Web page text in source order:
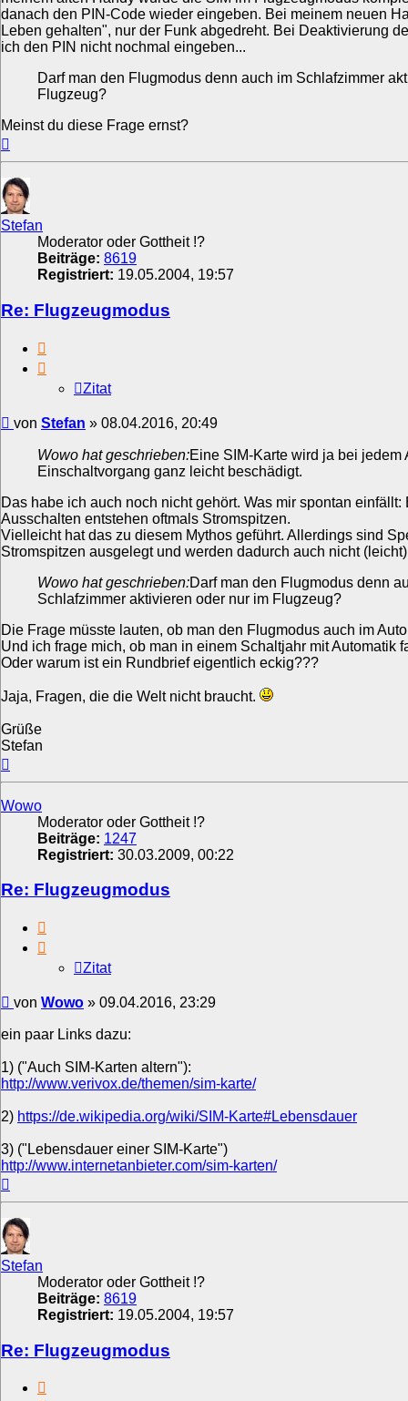
danach den PIN-Code wieder eingeben. Bei meinem neuen
Leben gehalten", nur der Funk abgedreht. Bei Deaktivierung
ich den PIN nicht nochmal eingeben...
Darf man den Flugmodus denn auch im Schlafzimmer
Flugzeug?
Meinst du diese Frage ernst?
Stefan
Moderator oder Gottheit !?
Beiträge: 8619
Registriert: 19.05.2004, 19:57
Re: Flugzeugmodus
Zitat
Beitrag
von Stefan » 08.04.2016, 20:49
Wowo hat geschrieben:Eine SIM-Karte wird ja bei jedem
Einschaltvorgang ganz leicht beschädigt.
Das habe ich auch noch nicht gehört. Was mir spontan einfällt:
Ausschalten entstehen oftmals Stromspitzen.
Vielleicht hat das zu diesem Mythos geführt. Allerdings sind
Stromspitzen ausgelegt und werden dadurch auch nicht
Wowo hat geschrieben:Darf man den Flugmodus denn
Schlafzimmer aktivieren oder nur im Flugzeug?
Die Frage müsste lauten, ob man den Flugmodus auch im
Und ich frage mich, ob man in einem Schaltjahr mit Automatik
Oder warum ist ein Rundbrief eigentlich eckig???
Jaja, Fragen, die die Welt nicht braucht.
Grüße
Stefan
Wowo
Moderator oder Gottheit !?
Beiträge: 1247
Registriert: 30.03.2009, 00:22
Re: Flugzeugmodus
Zitat
Beitrag
von Wowo » 09.04.2016, 23:29
ein paar Links dazu:
1) ("Auch SIM-Karten altern"):
http://www.verivox.de/themen/sim-karte/
2) https://de.wikipedia.org/wiki/SIM-Karte#Lebensdauer
3) ("Lebensdauer einer SIM-Karte")
http://www.internetanbieter.com/sim-karten/
Stefan
Moderator oder Gottheit !?
Beiträge: 8619
Registriert: 19.05.2004, 19:57
Re: Flugzeugmodus